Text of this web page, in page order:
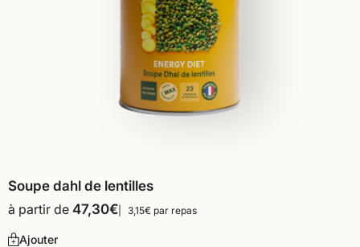
Soupe dahl de lentilles
à partir de 47,30€ 3,15€ par repas
Ajouter